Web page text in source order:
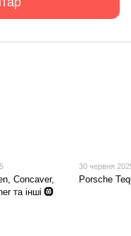
Concaver,
та інші 🛞
30 червня
Porsche